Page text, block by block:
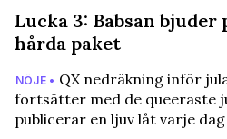
Lucka 3: Babsan bjuder
hårda paket
NÖJE • QX nedräkning inför
fortsätter med de queeraste
publicerar en ljuv låt varje